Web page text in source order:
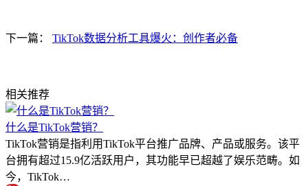
下一篇： TikTok数据分析工具爆火：创作者必备
相关推荐
什么是TikTok营销？
TikTok营销是指利用TikTok平台推广品牌、产品或服务。该平
台拥有超过15.9亿活跃用户，其功能早已超越了娱乐范畴。如
今，TikTok…